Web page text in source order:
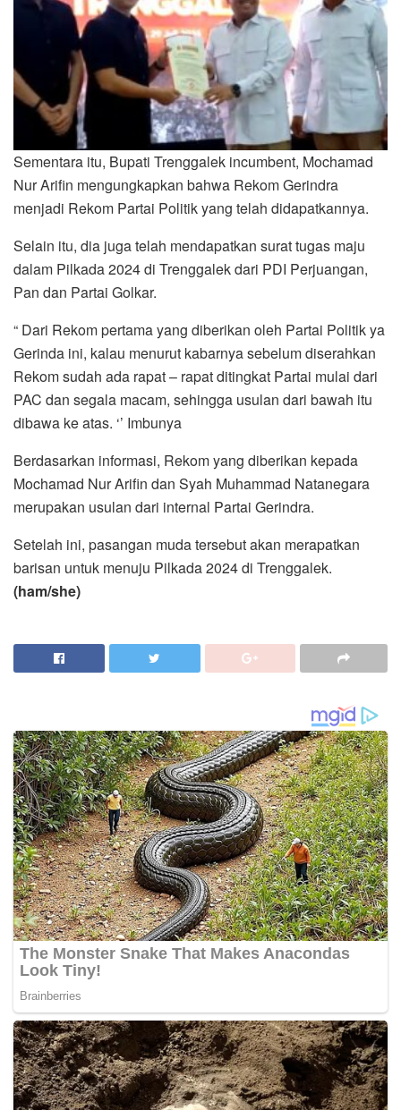
Sementara itu, Bupati Trenggalek incumbent, Mochamad
Nur Arifin mengungkapkan bahwa Rekom Gerindra
menjadi Rekom Partai Politik yang telah didapatkannya.
Selain itu, dia juga telah mendapatkan surat tugas maju
dalam Pilkada 2024 di Trenggalek dari PDI Perjuangan,
Pan dan Partai Golkar.
“ Dari Rekom pertama yang diberikan oleh Partai Politik ya
Gerinda ini, kalau menurut kabarnya sebelum diserahkan
Rekom sudah ada rapat – rapat ditingkat Partai mulai dari
PAC dan segala macam, sehingga usulan dari bawah itu
dibawa ke atas. ‘’ Imbunya
Berdasarkan informasi, Rekom yang diberikan kepada
Mochamad Nur Arifin dan Syah Muhammad Natanegara
merupakan usulan dari internal Partai Gerindra.
Setelah ini, pasangan muda tersebut akan merapatkan
barisan untuk menuju Pilkada 2024 di Trenggalek.
(ham/she)